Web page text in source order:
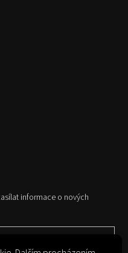
informace o nových